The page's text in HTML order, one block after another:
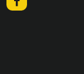
smanjili